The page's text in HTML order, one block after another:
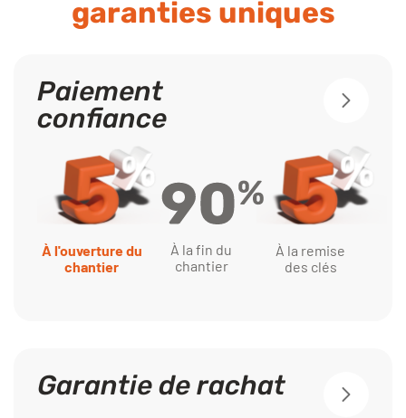
garanties uniques
Paiement
confiance
À l'ouverture du
chantier
À la fin du
chantier
À la remise
des clés
Garantie de rachat